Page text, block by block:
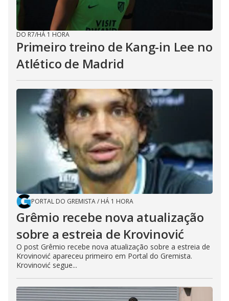
DO R7/HÁ 1 HORA
Primeiro treino de Kang-in Lee no
Atlético de Madrid
PORTAL DO GREMISTA/ HÁ 1 HORA
Grêmio recebe nova atualização
sobre a estreia de Krovinović
O post Grêmio recebe nova atualização sobre a estreia de
Krovinović apareceu primeiro em Portal do Gremista.
Krovinović segue...